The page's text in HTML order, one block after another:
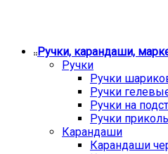
Ручки, карандаши,
Ручки
Ручки
Ручки
Ручки на
Ручки
Карандаши
Карандаши